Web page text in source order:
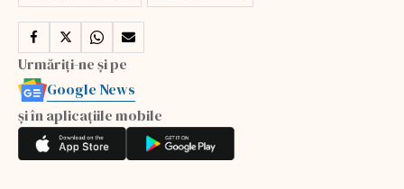
Urmăriți-ne și pe
Google News
și în aplicațiile mobile